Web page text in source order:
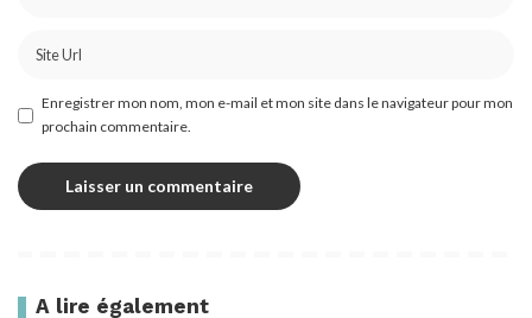
Enregistrer mon nom, mon e-mail et mon site dans le navigateur pour mon
prochain commentaire.
A lire également